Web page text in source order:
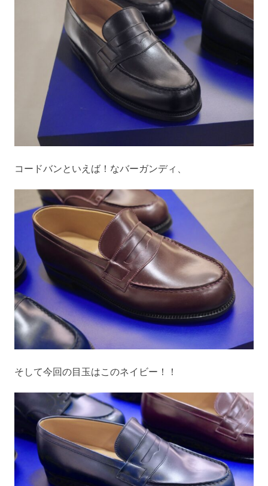
コードバンといえば！なバーガンディ、
そして今回の目玉はこのネイビー！！